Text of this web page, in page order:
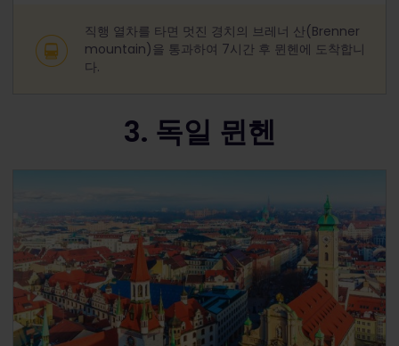
직행 열차를 타면 멋진 경치의 브레너 산(Brenner
mountain)을 통과하여 7시간 후 뮌헨에 도착합니
다.
3. 독일 뮌헨